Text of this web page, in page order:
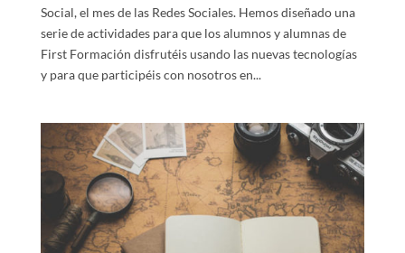
Social, el mes de las Redes Sociales. Hemos diseñado una
serie de actividades para que los alumnos y alumnas de
First Formación disfrutéis usando las nuevas tecnologías
y para que participéis con nosotros en...